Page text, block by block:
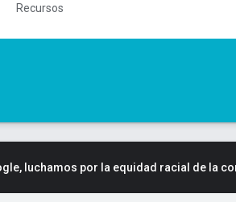
Recursos
luchamos por la equidad racial de la